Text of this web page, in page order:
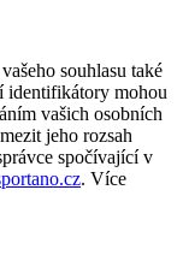
souhlasu také
identifikátory mohou
vašich osobních
jeho rozsah
spočívající v
. Více